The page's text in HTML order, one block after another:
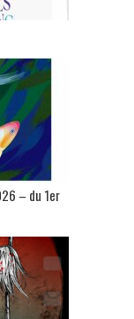
– du 1er